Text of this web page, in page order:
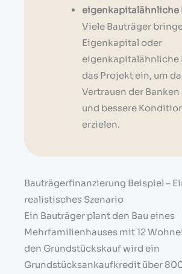
eigenkapitalähnliche
Viele Bauträger
Eigenkapital oder
eigenkapitalähnliche
das Projekt ein, um
Vertrauen der Banken
und bessere
erzielen.
Bauträgerfinanzierung Beispiel –
realistisches Szenario
Ein Bauträger plant den Bau eines
Mehrfamilienhauses mit 12
den Grundstückskauf wird ein
Grundstücksankaufkredit über